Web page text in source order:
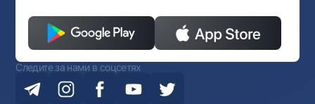
Следите за нами в соцсетях